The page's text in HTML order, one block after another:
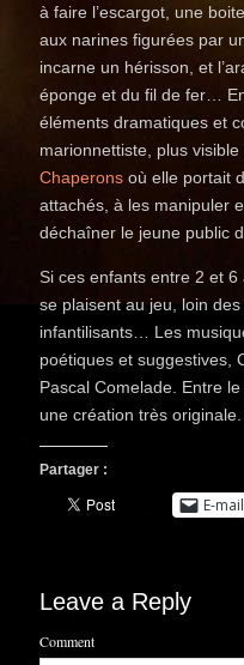
à faire l’escargot, une
aux narines figurées par
incarne un hérisson, et
éponge et du fil de fer…
éléments dramatiques et
marionnettiste, plus
Chaperons où elle portait
attachés, à les manipuler
déchaîner le jeune public
Si ces enfants entre 2 et
se plaisent au jeu, loin
infantilisants… Les
poétiques et suggestives,
Pascal Comelade. Entre
une création très originale.
Partager :
E-mail
Leave a Reply
Comment